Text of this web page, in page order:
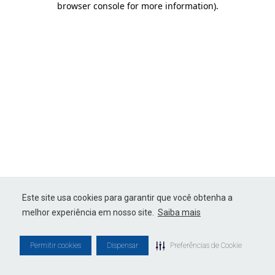
Este site usa cookies para garantir que você obtenha a
melhor experiência em nosso site. Saiba mais
Permitir cookies Dispensar Preferências de Cookie
browser console for more information).